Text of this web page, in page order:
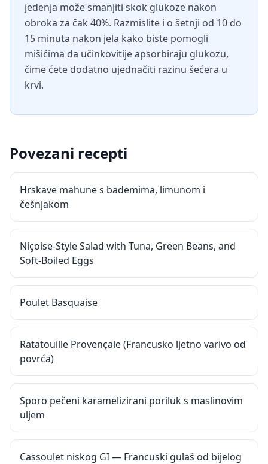
jedenja može smanjiti skok glukoze nakon
obroka za čak 40%. Razmislite i o šetnji od 10 do
15 minuta nakon jela kako biste pomogli
mišićima da učinkovitije apsorbiraju glukozu,
čime ćete dodatno ujednačiti razinu šećera u
krvi.
Povezani recepti
Hrskave mahune s bademima, limunom i
češnjakom
Niçoise-Style Salad with Tuna, Green Beans, and
Soft-Boiled Eggs
Poulet Basquaise
Ratatouille Provençale (Francusko ljetno varivo od
povrća)
Sporo pečeni karamelizirani poriluk s maslinovim
uljem
Cassoulet niskog GI — Francuski gulaš od bijelog